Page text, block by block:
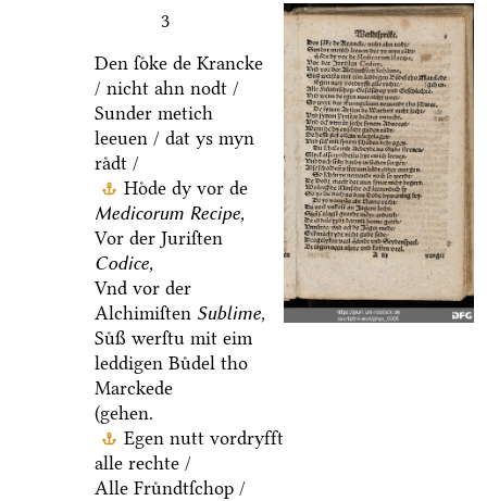
3
Den ſoͤke de Krancke
/ nicht ahn nodt /
Sunder metich
leeuen / dat ys myn
raͤdt /
Hoͤde dy vor de
Medicorum Recipe,
Vor der Juriſten
Codice,
Vnd vor der
Alchimiſten Sublime,
Suͤß werſtu mit eim
leddigen Buͤdel tho
Marckede
(gehen.
Egen nutt vordryfft
alle rechte /
Alle Fruͤndtſchop /